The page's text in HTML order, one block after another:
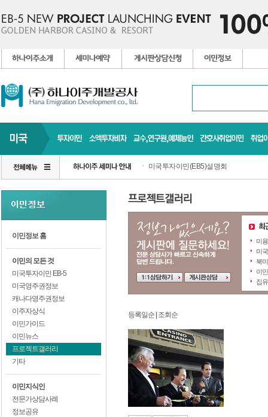
미국투자이민(EB5)설명회
이민정보 홈
이민의 모든 것
미국투자이민 EB-5
미국영주권정보
캐나다영주권정보
이주자상식
이민가이드
이민뉴스
프로젝트갤러리
기타
이민지식인
전문가상담사례
정보공유
미
미
북
이
집
등록일순| 조회순